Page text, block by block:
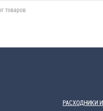
товаров
РАСХОДНИКИ